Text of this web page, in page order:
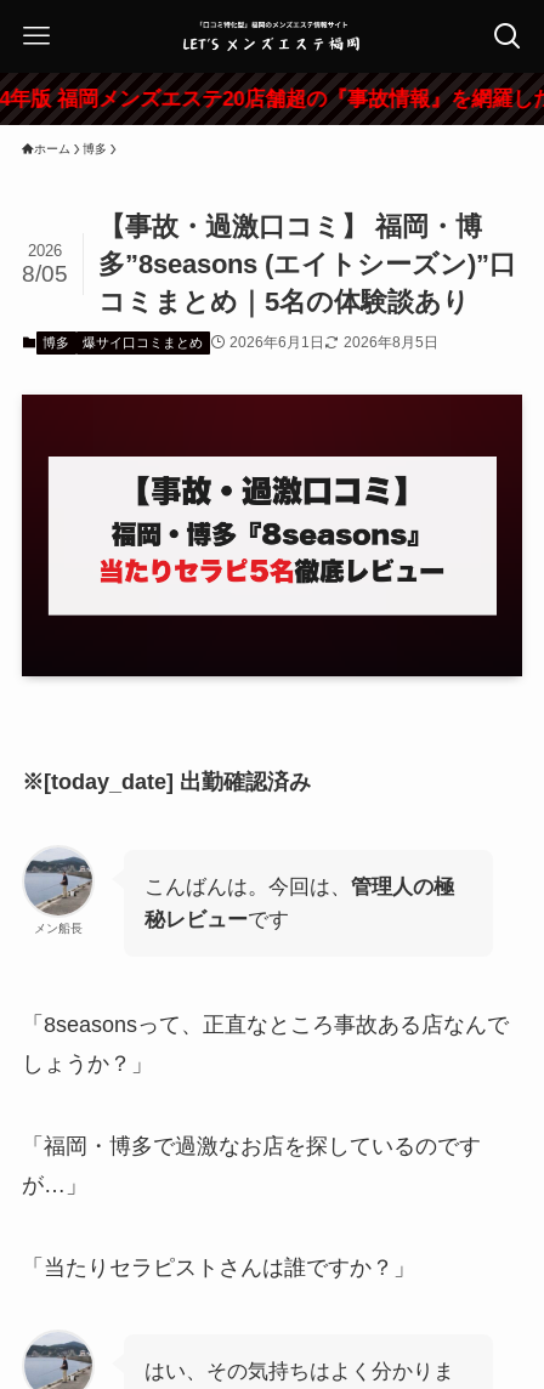
メンズエステ20店舗超の『事故情報』を網羅した特大
ホーム 博多
【事故・過激口コミ】 福岡・博
多”8seasons (エイトシーズン)”口
コミまとめ｜5名の体験談あり
2026
8/05
博多 爆サイ口コミまとめ 2026年6月1日 2026年8月5日
※[today_date] 出勤確認済み
メン船長
こんばんは。今回は、 管理人の極
秘レビューです
「8seasonsって、正直なところ事故ある店なんで
しょうか？」
「福岡・博多で過激なお店を探しているのです
が…」
「当たりセラピストさんは誰ですか？」
はい、その気持ちはよく分かりま